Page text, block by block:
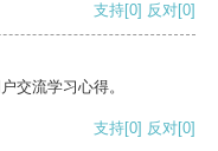
支持[0] 反对[0]
交流学习心得。
支持[0] 反对[0]